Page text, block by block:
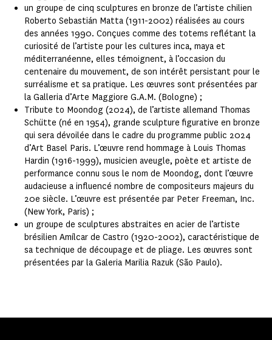
un groupe de cinq sculptures en bronze de l’artiste chilien
Roberto Sebastián Matta (1911-2002) réalisées au cours
des années 1990. Conçues comme des totems reflétant la
curiosité de l’artiste pour les cultures inca, maya et
méditerranéenne, elles témoignent, à l’occasion du
centenaire du mouvement, de son intérêt persistant pour le
surréalisme et sa pratique. Les œuvres sont présentées par
la Galleria d’Arte Maggiore G.A.M. (Bologne) ;
Tribute to Moondog (2024), de l’artiste allemand Thomas
Schütte (né en 1954), grande sculpture figurative en bronze
qui sera dévoilée dans le cadre du programme public 2024
d’Art Basel Paris. L’œuvre rend hommage à Louis Thomas
Hardin (1916-1999), musicien aveugle, poète et artiste de
performance connu sous le nom de Moondog, dont l’œuvre
audacieuse a influencé nombre de compositeurs majeurs du
20e siècle. L’œuvre est présentée par Peter Freeman, Inc.
(New York, Paris) ;
un groupe de sculptures abstraites en acier de l’artiste
brésilien Amílcar de Castro (1920-2002), caractéristique de
sa technique de découpage et de pliage. Les œuvres sont
présentées par la Galeria Marilia Razuk (São Paulo).